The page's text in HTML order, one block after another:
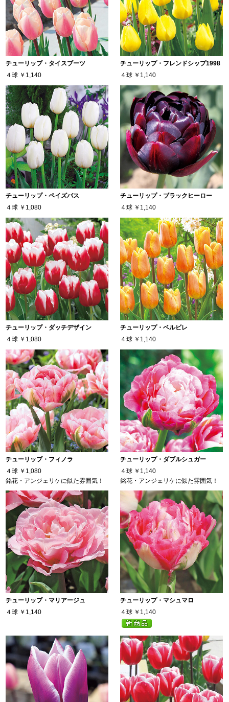
チューリップ・タイスブーツ
４球 ￥1,140
チューリップ・フレンドシップ1998
４球 ￥1,140
チューリップ・ペイズバス
４球 ￥1,080
チューリップ・ブラックヒーロー
４球 ￥1,140
チューリップ・ダッチデザイン
４球 ￥1,080
チューリップ・ベルビレ
４球 ￥1,140
チューリップ・フィノラ
４球 ￥1,080
銘花・アンジェリケに似た雰囲気！
チューリップ・ダブルシュガー
４球 ￥1,140
銘花・アンジェリケに似た雰囲気！
チューリップ・マリアージュ
４球 ￥1,140
チューリップ・マシュマロ
４球 ￥1,140